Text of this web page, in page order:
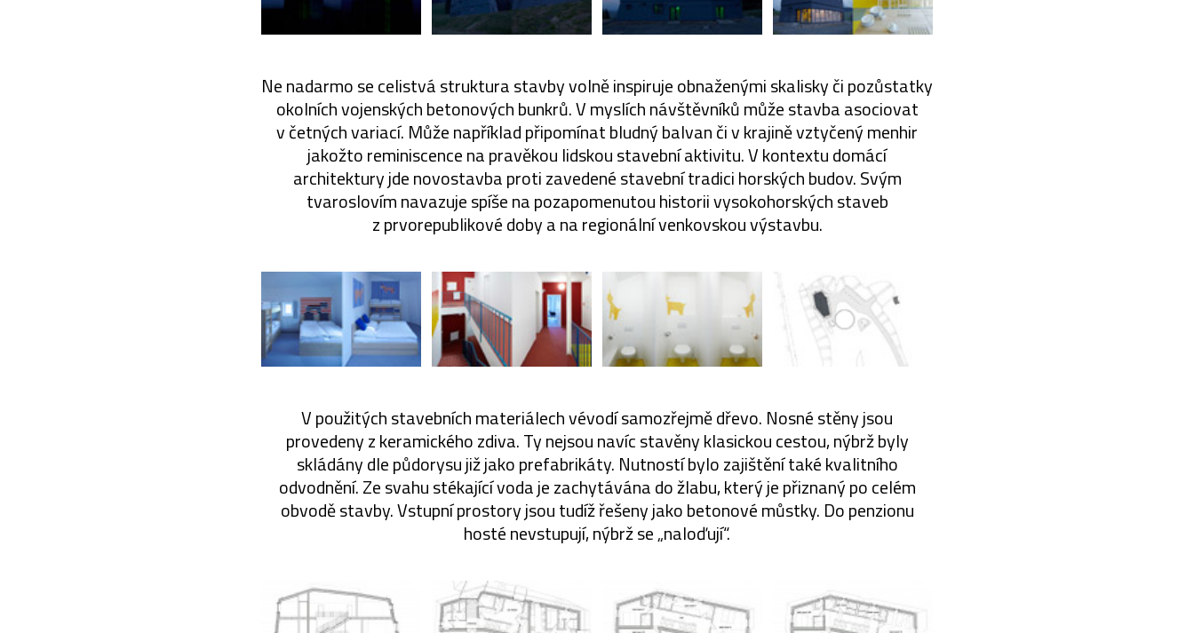
Ne nadarmo se celistvá struktura stavby volně inspiruje obnaženými skalisky či pozůstatky
okolních vojenských betonových bunkrů. V myslích návštěvníků může stavba asociovat
v četných variací. Může například připomínat bludný balvan či v krajině vztyčený menhir
jakožto reminiscence na pravěkou lidskou stavební aktivitu. V kontextu domácí
architektury jde novostavba proti zavedené stavební tradici horských budov. Svým
tvaroslovím navazuje spíše na pozapomenutou historii vysokohorských staveb
z prvorepublikové doby a na regionální venkovskou výstavbu.
V použitých stavebních materiálech vévodí samozřejmě dřevo. Nosné stěny jsou
provedeny z keramického zdiva. Ty nejsou navíc stavěny klasickou cestou, nýbrž byly
skládány dle půdorysu již jako prefabrikáty. Nutností bylo zajištění také kvalitního
odvodnění. Ze svahu stékající voda je zachytávána do žlabu, který je přiznaný po celém
obvodě stavby. Vstupní prostory jsou tudíž řešeny jako betonové můstky. Do penzionu
hosté nevstupují, nýbrž se „naloďují“.